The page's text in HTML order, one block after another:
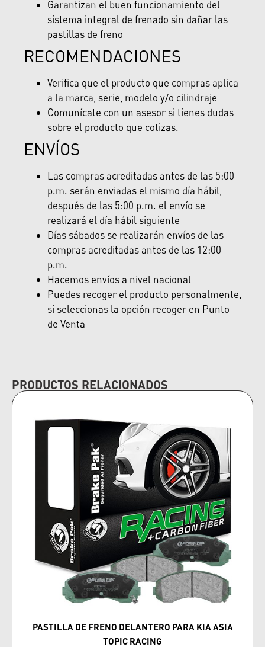
Garantizan el buen funcionamiento del
sistema integral de frenado sin dañar las
pastillas de freno
RECOMENDACIONES
Verifica que el producto que compras aplica
a la marca, serie, modelo y/o cilindraje
Comunícate con un asesor si tienes dudas
sobre el producto que cotizas.
ENVÍOS
Las compras acreditadas antes de las 5:00
p.m. serán enviadas el mismo día hábil,
después de las 5:00 p.m. el envío se
realizará el día hábil siguiente
Días sábados se realizarán envíos de las
compras acreditadas antes de las 12:00
p.m.
Hacemos envíos a nivel nacional
Puedes recoger el producto personalmente,
si seleccionas la opción recoger en Punto
de Venta
PRODUCTOS RELACIONADOS
PASTILLA DE FRENO DELANTERO PARA KIA ASIA
TOPIC RACING